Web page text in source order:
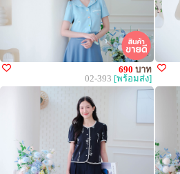
690 บาท
02-393 [พร้อมส่ง]